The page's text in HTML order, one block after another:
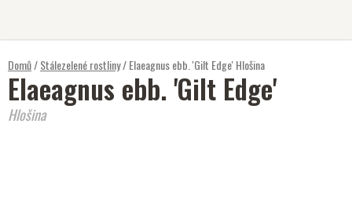
Domů/Stálezelené rostliny/Elaeagnus ebb. 'Gilt Edge'Hlošina
Elaeagnus ebb. 'Gilt Edge'
Hlošina